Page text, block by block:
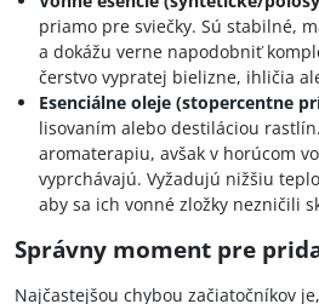
priamo pre sviečky. Sú stabilné,
a dokážu verne napodobniť
čerstvo vypratej bielizne, ihličia
Esenciálne oleje (stopercentne
lisovaním alebo destiláciou
aromaterapiu, avšak v horúcom
vyprchávajú. Vyžadujú nižšiu
aby sa ich vonné zložky nezničili
Správny moment pre
Najčastejšou chybou začiatočníkov